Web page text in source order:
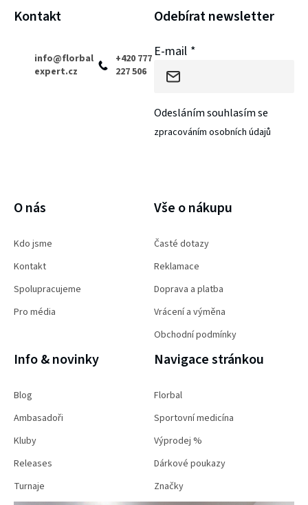
Kontakt
info@florbal
expert.cz
+420 777
227 506
Odebírat newsletter
E-mail
Odesláním souhlasím se
zpracováním osobních údajů
O nás
Kdo jsme
Kontakt
Spolupracujeme
Pro média
Vše o nákupu
Časté dotazy
Reklamace
Doprava a platba
Vrácení a výměna
Obchodní podmínky
Info & novinky
Blog
Ambasadoři
Kluby
Releases
Turnaje
Navigace stránkou
Florbal
Sportovní medicína
Výprodej %
Dárkové poukazy
Značky